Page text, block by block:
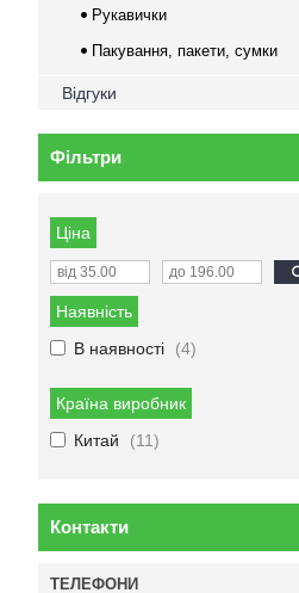
Рукавички
Пакування, пакети, сумки
Відгуки
Фільтри
Ціна
Наявність
В наявності
4
Країна виробник
Китай
11
Контакти